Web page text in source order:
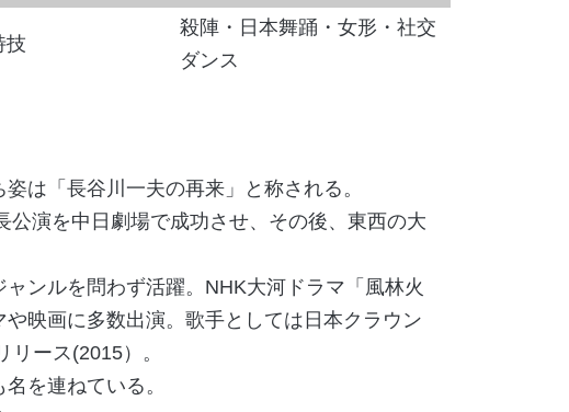
技
殺陣・日本舞踊・女形・社交
ダンス
は「長谷川一夫の再来」と称される。
演を中日劇場で成功させ、その後、東西の大
ンルを問わず活躍。NHK大河ドラマ「風林火
映画に多数出演。歌手としては日本クラウン
ース(2015）。
を連ねている。